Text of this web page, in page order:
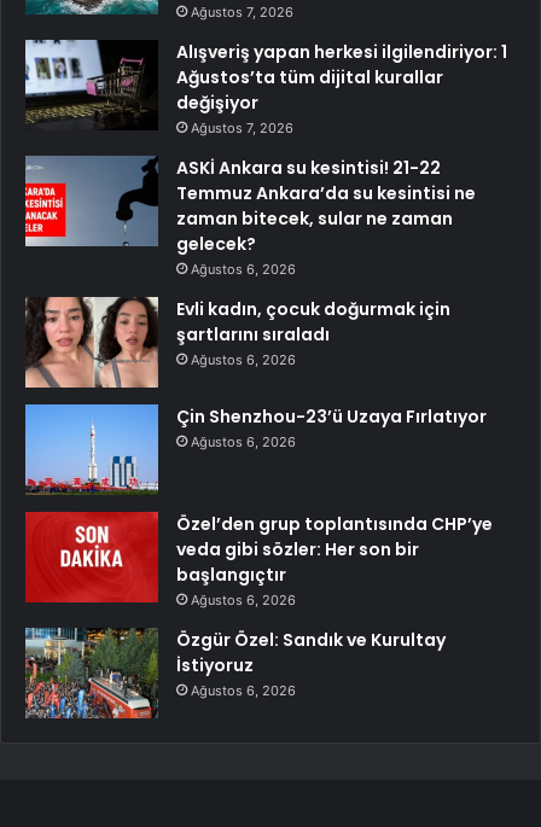
Ağustos 7, 2026
Alışveriş yapan herkesi ilgilendiriyor: 1
Ağustos’ta tüm dijital kurallar
değişiyor
Ağustos 7, 2026
ASKİ Ankara su kesintisi! 21-22
Temmuz Ankara’da su kesintisi ne
zaman bitecek, sular ne zaman
gelecek?
Ağustos 6, 2026
Evli kadın, çocuk doğurmak için
şartlarını sıraladı
Ağustos 6, 2026
Çin Shenzhou-23’ü Uzaya Fırlatıyor
Ağustos 6, 2026
Özel’den grup toplantısında CHP’ye
veda gibi sözler: Her son bir
başlangıçtır
Ağustos 6, 2026
Özgür Özel: Sandık ve Kurultay
İstiyoruz
Ağustos 6, 2026